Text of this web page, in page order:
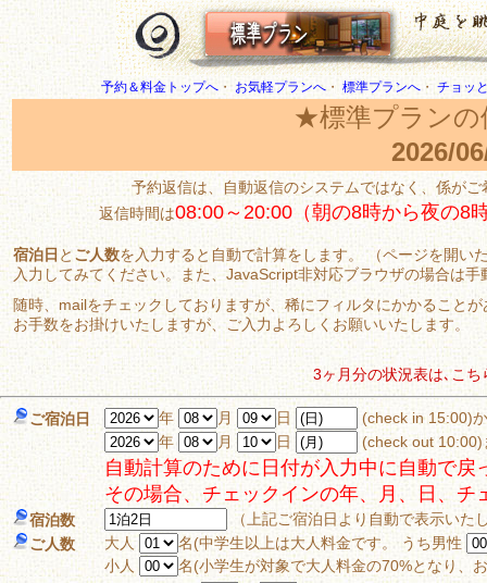
予約＆料金トップへ ・ お気軽プランへ・ 標準プランへ ・チョッ
★標準プラン
2026/
予約返信は、自動返信のシステムではなく、係が
返信時間は08:00～20:00（朝の8時から夜の8
宿泊日 とご人数を入力すると自動で計算をします。 （ページを開い
入力してみてください。また、JavaScript非対応ブラウザの場合は
随時、mailをチェックしておりますが、稀にフィルタにかかること
お手数をお掛けいたしますが、ご入力よろしくお願いいたします。
3ヶ月分の状況表は､こち
ご宿泊日 年 月 日
(check in 15:00)
年
月 日 (check out
自動計算のために日付が入力中に自動で戻
その場合、チェックインの年、月、日、
宿泊数
（上記ご宿泊日より自動
ご人数
大人
名(中学生以上は大人料金です。 うち男性
小人
名(小学生が対象で大人料金の70%となり、